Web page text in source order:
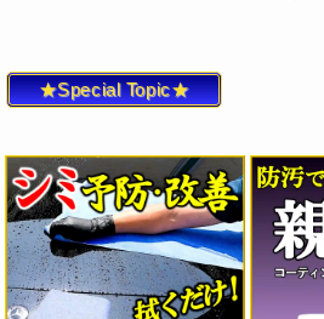
★Special Topic★